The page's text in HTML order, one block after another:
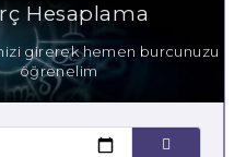
Hesaplama
girerek hemen burcunuzu
öğrenelim